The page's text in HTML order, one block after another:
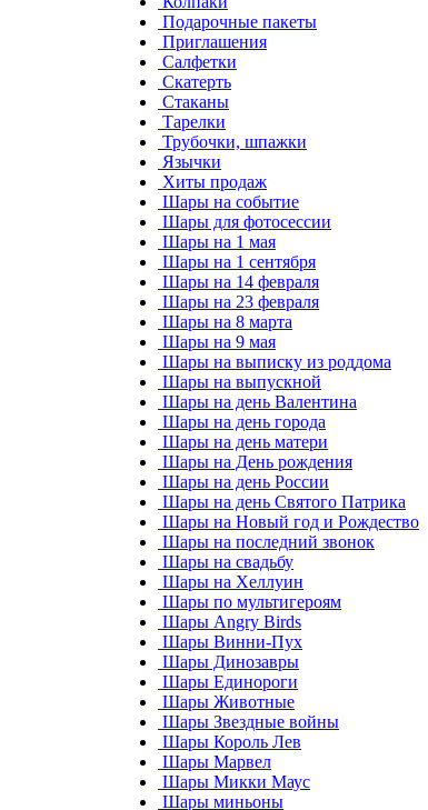
Подарочные пакеты
Приглашения
Салфетки
Скатерть
Стаканы
Тарелки
Трубочки, шпажки
Язычки
Хиты продаж
Шары на событие
Шары для фотосессии
Шары на 1 мая
Шары на 1 сентября
Шары на 14 февраля
Шары на 23 февраля
Шары на 8 марта
Шары на 9 мая
Шары на выписку из роддома
Шары на выпускной
Шары на день Валентина
Шары на день города
Шары на день матери
Шары на День рождения
Шары на день России
Шары на день Святого Патрика
Шары на Новый год и Рождество
Шары на последний звонок
Шары на свадьбу
Шары на Хеллуин
Шары по мультигероям
Шары Angry Birds
Шары Винни-Пух
Шары Динозавры
Шары Единороги
Шары Животные
Шары Звездные войны
Шары Король Лев
Шары Марвел
Шары Микки Маус
Шары миньоны